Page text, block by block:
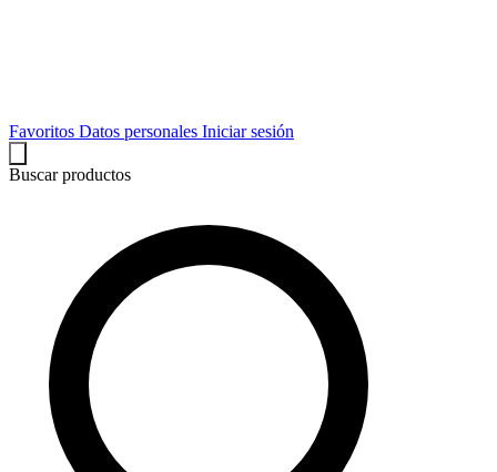
Favoritos Datos personales Iniciar sesión
Buscar productos